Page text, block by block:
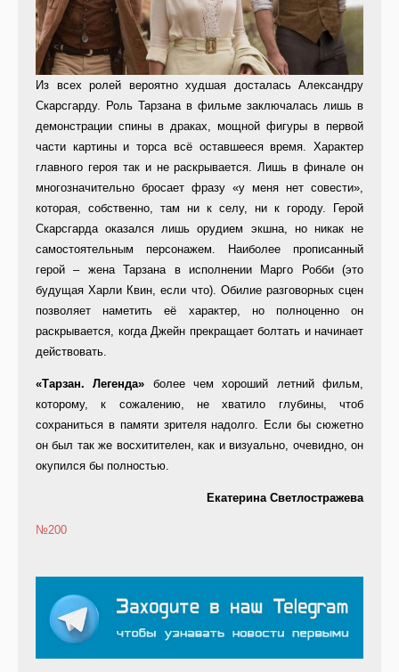
Из всех ролей вероятно худшая досталась Александру
Скарсгарду. Роль Тарзана в фильме заключалась лишь в
демонстрации спины в драках, мощной фигуры в первой
части картины и торса всё оставшееся время. Характер
главного героя так и не раскрывается. Лишь в финале он
многозначительно бросает фразу «у меня нет совести»,
которая, собственно, там ни к селу, ни к городу. Герой
Скарсгарда оказался лишь орудием экшна, но никак не
самостоятельным персонажем. Наиболее прописанный
герой – жена Тарзана в исполнении Марго Робби (это
будущая Харли Квин, если что). Обилие разговорных сцен
позволяет наметить её характер, но полноценно он
раскрывается, когда Джейн прекращает болтать и начинает
действовать.
«Тарзан. Легенда» более чем хороший летний фильм,
которому, к сожалению, не хватило глубины, чтоб
сохраниться в памяти зрителя надолго. Если бы сюжетно
он был так же восхитителен, как и визуально, очевидно, он
окупился бы полностью.
Екатерина Светлостражева
№200